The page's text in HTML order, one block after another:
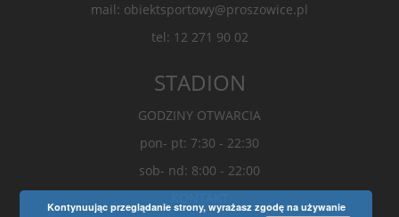
mail: obiektsportowy@proszowice.pl
tel: 12 271 90 02
STADION
GODZINY OTWARCIA
pon- pt: 7:30 - 22:30
sob- nd: 8:00 - 22:00
Kontynuując przeglądanie strony, wyrażasz zgodę na używanie